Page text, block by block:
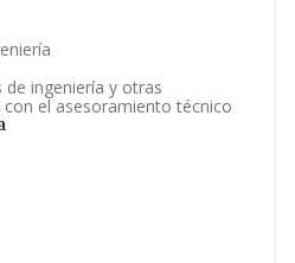
de ingeniería y otras
el asesoramiento técnico